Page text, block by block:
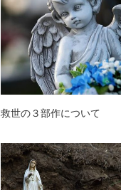
救世の３部作について